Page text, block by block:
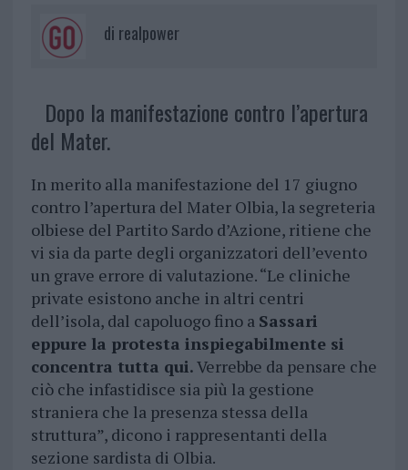
di realpower
Dopo la manifestazione contro l’apertura
del Mater.
In merito alla manifestazione del 17 giugno
contro l’apertura del Mater Olbia, la segreteria
olbiese del Partito Sardo d’Azione, ritiene che
vi sia da parte degli organizzatori dell’evento
un grave errore di valutazione. “Le cliniche
private esistono anche in altri centri
dell’isola, dal capoluogo fino a Sassari
eppure la protesta inspiegabilmente si
concentra tutta qui.Verrebbe da pensare che
ciò che infastidisce sia più la gestione
straniera che la presenza stessa della
struttura”, dicono i rappresentanti della
sezione sardista di Olbia.